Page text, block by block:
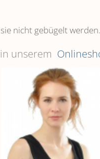
nicht gebügelt werden.
unserem